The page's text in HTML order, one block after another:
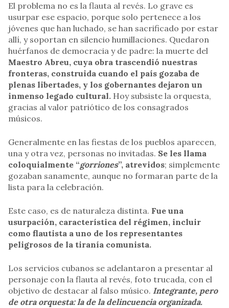
El problema no es la flauta al revés. Lo grave es
usurpar ese espacio, porque solo pertenece a los
jóvenes que han luchado, se han sacrificado por estar
allí, y soportan en silencio humillaciones. Quedaron
huérfanos de democracia y de padre: la muerte del
Maestro Abreu, cuya obra trascendió nuestras
fronteras, construida cuando el país gozaba de
plenas libertades, y los gobernantes dejaron un
inmenso legado cultural. Hoy subsiste la orquesta,
gracias al valor patriótico de los consagrados
músicos.
Generalmente en las fiestas de los pueblos aparecen,
una y otra vez, personas no invitadas. Se les llama
coloquialmente “gorriones”, atrevidos; simplemente
gozaban sanamente, aunque no formaran parte de la
lista para la celebración.
Este caso, es de naturaleza distinta. Fue una
usurpación, característica del régimen, incluir
como flautista a uno de los representantes
peligrosos de la tiranía comunista.
Los servicios cubanos se adelantaron a presentar al
personaje con la flauta al revés, foto trucada, con el
objetivo de destacar al falso músico. Integrante, pero
de otra orquesta: la de la delincuencia organizada.